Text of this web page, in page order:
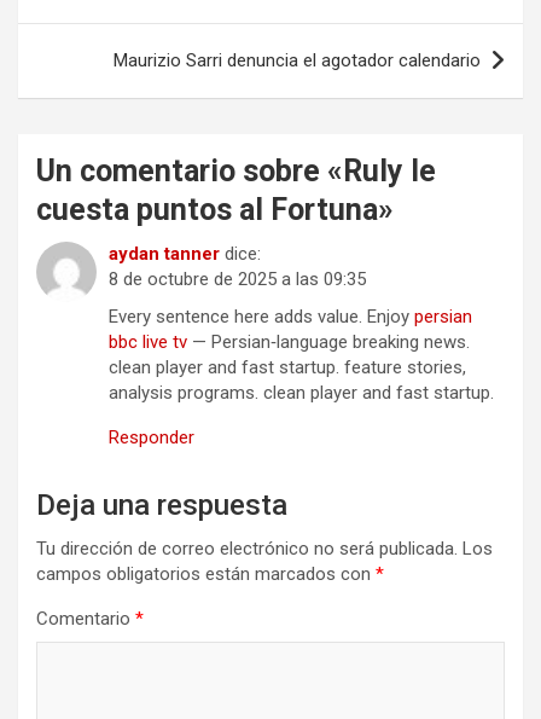
entradas
Maurizio Sarri denuncia el agotador calendario
Un comentario sobre « Ruly le
cuesta puntos al Fortuna»
aydan tanner dice:
8 de octubre de 2025 a las 09:35
Every sentence here adds value. Enjoy persian
bbc live tv — Persian‑language breaking news.
clean player and fast startup. feature stories,
analysis programs. clean player and fast startup.
Responder
Deja una respuesta
Tu dirección de correo electrónico no será publicada. Los
campos obligatorios están marcados con *
Comentario *